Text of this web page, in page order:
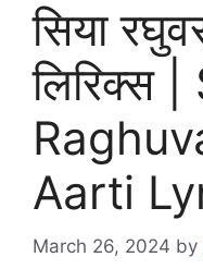
सिया
लिरिक्स
Aarti
March 26, 2024 by